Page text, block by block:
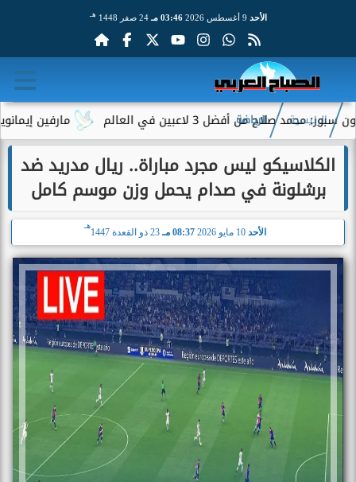
الأحد 03:46 مـ 24 صفر 1448 هـ
مارفين إيمانويل.. سائق أفضل 3 لاعبين في العالم
الرئيسية الرياضة
الكلاسيكو ليس مجرد مباراة.. ريال مدريد ضد
برشلونة في صدام يحمل وزن موسم كامل
الأحد 10 مايو 2026 08:37 مـ 23 ذو القعدة 1447
هـ